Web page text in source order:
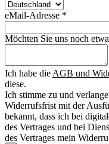
eMail-Adresse *
Möchten Sie uns noch
Ich habe die AGB und
diese.
Ich stimme zu und
Widerrufsfrist mit der
bekannt, dass ich bei
des Vertrages und bei
des Vertrages mein